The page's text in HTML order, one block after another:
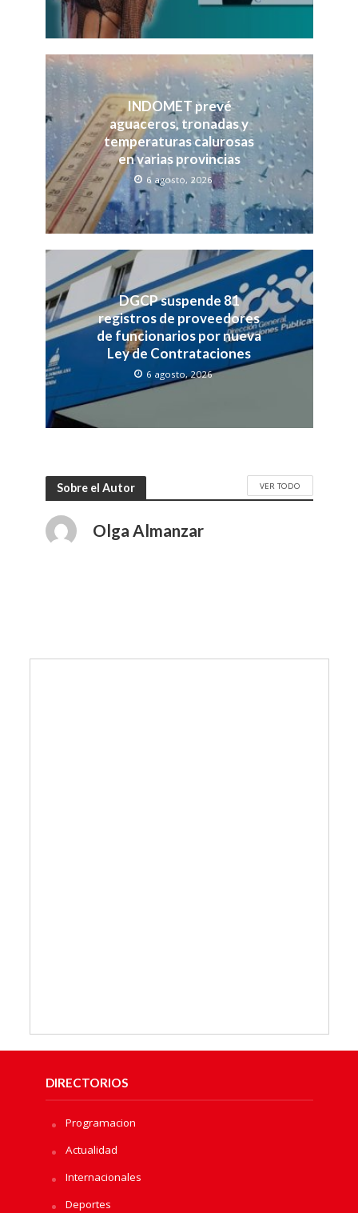
INDOMET prevé
aguaceros, tronadas y
temperaturas calurosas
en varias provincias
6 agosto, 2026
DGCP suspende 81
registros de proveedores
de funcionarios por nueva
Ley de Contrataciones
6 agosto, 2026
Sobre el Autor VER TODO
Olga Almanzar
DIRECTORIOS
Programacion
Actualidad
Internacionales
Deportes